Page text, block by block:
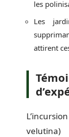
les
Les
attirent